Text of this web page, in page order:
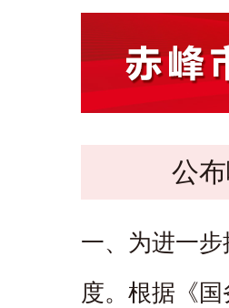
公
一、为进一
度。根据《